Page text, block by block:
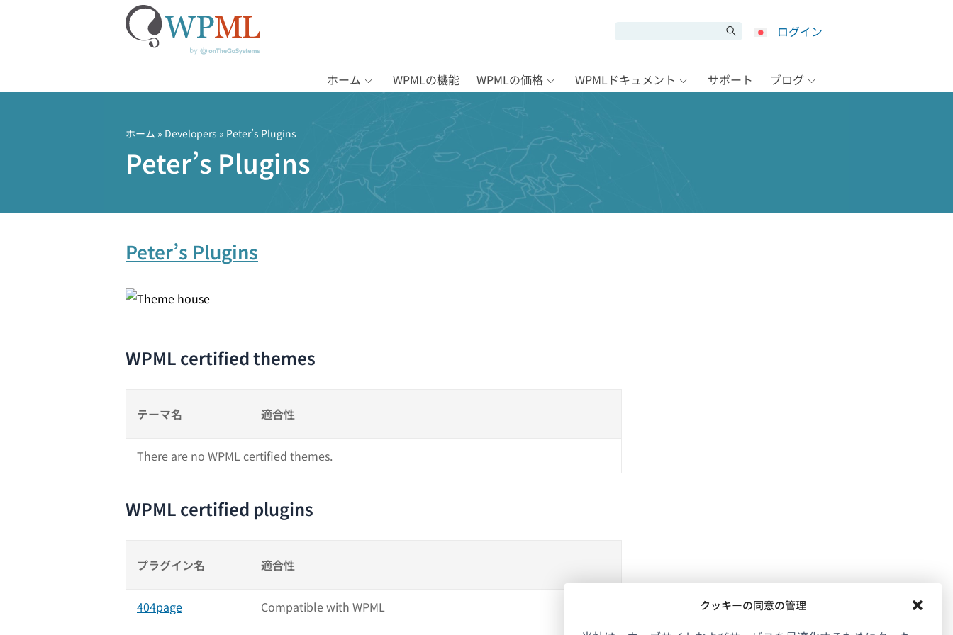
クッキーの同意の管理
キ
ログイン
ホーム WPMLの機能 WPMLの価格 WPMLドキュメント サポート ブログ
ホーム » Developers » Peter’s Plugins
Peter’s Plugins
Peter’s Plugins
WPML certified themes
テーマ名 適合性
There are no WPML certified themes.
WPML certified plugins
プラグイン名 適合性
404page Compatible with WPML